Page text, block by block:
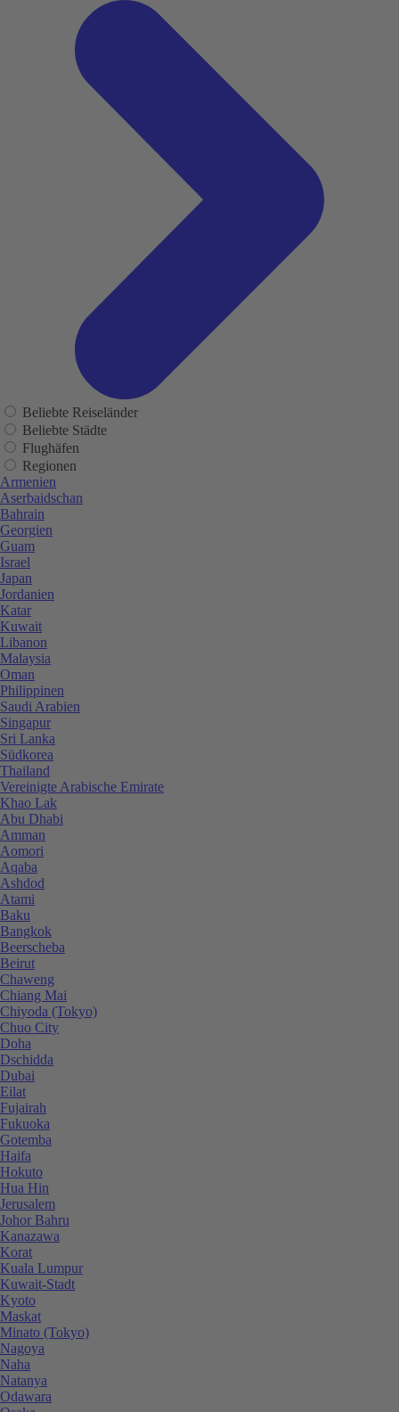
Beliebte Reiseländer
Beliebte Städte
Flughäfen
Regionen
Armenien
Aserbaidschan
Bahrain
Georgien
Guam
Israel
Japan
Jordanien
Katar
Kuwait
Libanon
Malaysia
Oman
Philippinen
Saudi Arabien
Singapur
Sri Lanka
Südkorea
Thailand
Vereinigte Arabische Emirate
Khao Lak
Abu Dhabi
Amman
Aomori
Aqaba
Ashdod
Atami
Baku
Bangkok
Beerscheba
Beirut
Chaweng
Chiang Mai
Chiyoda (Tokyo)
Chuo City
Doha
Dschidda
Dubai
Eilat
Fujairah
Fukuoka
Gotemba
Haifa
Hokuto
Hua Hin
Jerusalem
Johor Bahru
Kanazawa
Korat
Kuala Lumpur
Kuwait-Stadt
Kyoto
Maskat
Minato (Tokyo)
Nagoya
Naha
Natanya
Odawara